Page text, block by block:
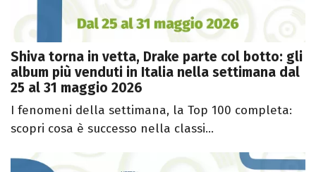
Shiva torna in vetta, Drake parte col botto: gli
album più venduti in Italia nella settimana dal
25 al 31 maggio 2026
I fenomeni della settimana, la Top 100 completa:
scopri cosa è successo nella classi...